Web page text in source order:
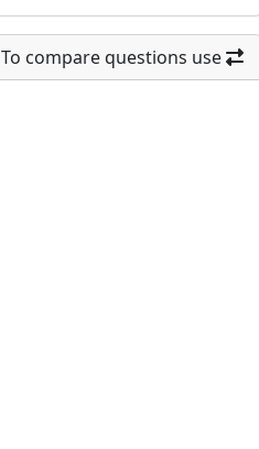
To compare questions use